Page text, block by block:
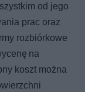
od jego
prac oraz
rozbiórkowe
na
koszt można